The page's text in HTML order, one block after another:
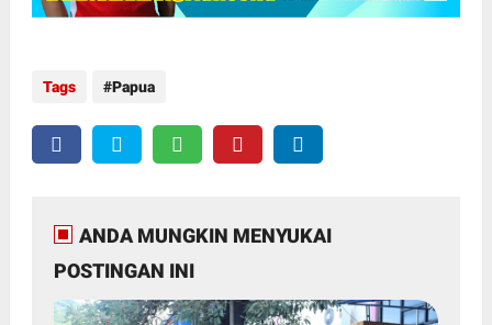
Tags Papua
ANDA MUNGKIN MENYUKAI
POSTINGAN INI